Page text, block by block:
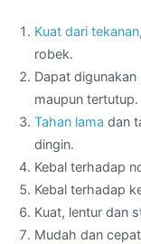
Kuat dari tekanan
robek.
Dapat
maupun tertutup.
Tahan lama dan
dingin.
Kebal terhadap
Kebal terhadap
Kuat, lentur dan
Mudah dan